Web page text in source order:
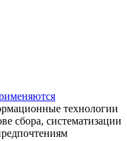
технологии
сбора, систематизации